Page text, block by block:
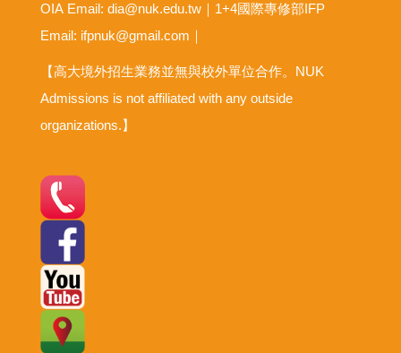
OIA Email: dia@nuk.edu.tw ｜1+4國際專修部IFP
Email: ifpnuk@gmail.com｜
【高大境外招生業務並無與校外單位合作。NUK
Admissions is not affiliated with any outside
organizations.】